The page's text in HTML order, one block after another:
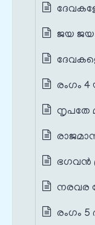
ജയ
രംഗം
നൃപതേ
ഭഗവൻ
നരവര
രംഗം